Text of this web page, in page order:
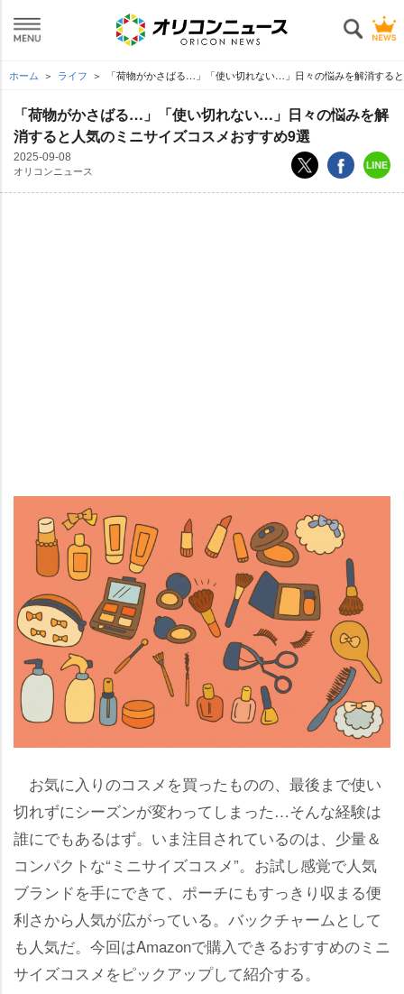
ホーム ライフ 「荷物がかさばる…」「使い切れない…」日々の悩みを解消する
「荷物がかさばる…」「使い切れない…」日々の悩みを解
消すると人気のミニサイズコスメおすすめ9選
2025-09-08
オリコンニュース
お気に入りのコスメを買ったものの、最後まで使い
切れずにシーズンが変わってしまった…そんな経験は
誰にでもあるはず。いま注目されているのは、少量＆
コンパクトな“ミニサイズコスメ”。お試し感覚で人気
ブランドを手にできて、ポーチにもすっきり収まる便
利さから人気が広がっている。バックチャームとして
も人気だ。今回はAmazonで購入できるおすすめのミニ
サイズコスメをピックアップして紹介する。